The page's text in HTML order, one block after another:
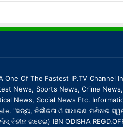
One Of The Fastest IP.TV Channel
News, Sports News, Crime
News, Social News Etc.
"ସତ୍ୟ, ନିର୍ଭୀକତା ଓ ସାଧାରଣ ମଣିଷର
ବିହୀନ ଲଢେଇ) IBN ODISHA